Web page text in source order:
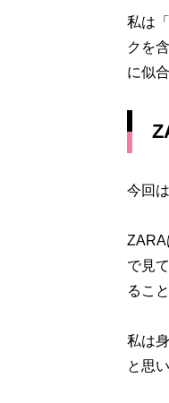
私は
クを
に似
今回
ZARA
で見
るこ
私は
と思